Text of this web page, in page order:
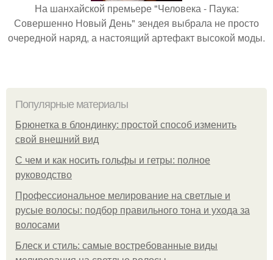
На шанхайской премьере "Человека - Паука:
Совершенно Новый День" зендея выбрала не просто
очередной наряд, а настоящий артефакт высокой моды.
Популярные материалы
Брюнетка в блондинку: простой способ изменить
свой внешний вид
С чем и как носить гольфы и гетры: полное
руководство
Профессиональное мелирование на светлые и
русые волосы: подбор правильного тона и ухода за
волосами
Блеск и стиль: самые востребованные виды